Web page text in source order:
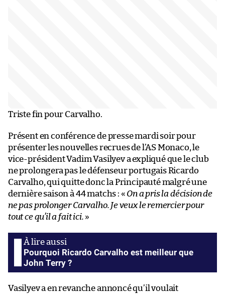
Triste fin pour Carvalho.
Présent en conférence de presse mardi soir pour
présenter les nouvelles recrues de l’AS Monaco, le
vice-président Vadim Vasilyev a expliqué que le club
ne prolongera pas le défenseur portugais Ricardo
Carvalho, qui quitte donc la Principauté malgré une
dernière saison à 44 matchs : « On a pris la décision de
ne pas prolonger Carvalho. Je veux le remercier pour
tout ce qu’il a fait ici. »
Pourquoi Ricardo Carvalho est meilleur que
John Terry ?
Vasilyev a en revanche annoncé qu’il voulait